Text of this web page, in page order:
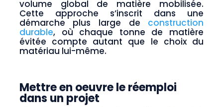
volume global de matière mobilisée.
Cette approche s’inscrit dans une
démarche plus large de construction
durable, où chaque tonne de matière
évitée compte autant que le choix du
matériau lui-même.
Mettre en oeuvre le réemploi
dans un projet